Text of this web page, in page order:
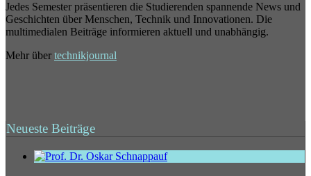
Jedes Semester präsentieren die Studierenden spannende News und
Geschichten über Menschen, Technik und Innovationen. Die
multimedialen Beiträge informieren aktuell und unabhängig.
Mehr über technikjournal
Neueste Beiträge